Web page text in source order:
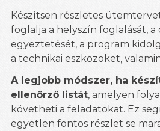
Készítsen részletes
foglalja a helyszín foglalását, a
egyeztetését, a program
a technikai eszközöket,
A legjobb módszer, ha
ellenőrző listát, amelyen
követheti a feladatokat. Ez
egyetlen fontos részlet se